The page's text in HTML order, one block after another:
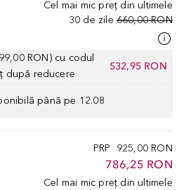
Cel mai mic preț din ultimele
30 de zile 660,00 RON
RON) cu codul
după reducere
532,95 RON
până pe 12.08
PRP 925,00 RON
786,25 RON
Cel mai mic preț din ultimele